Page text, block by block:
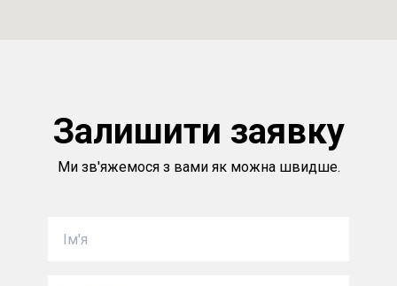
Залишити заявку
Ми зв'яжемося з вами як можна швидше.